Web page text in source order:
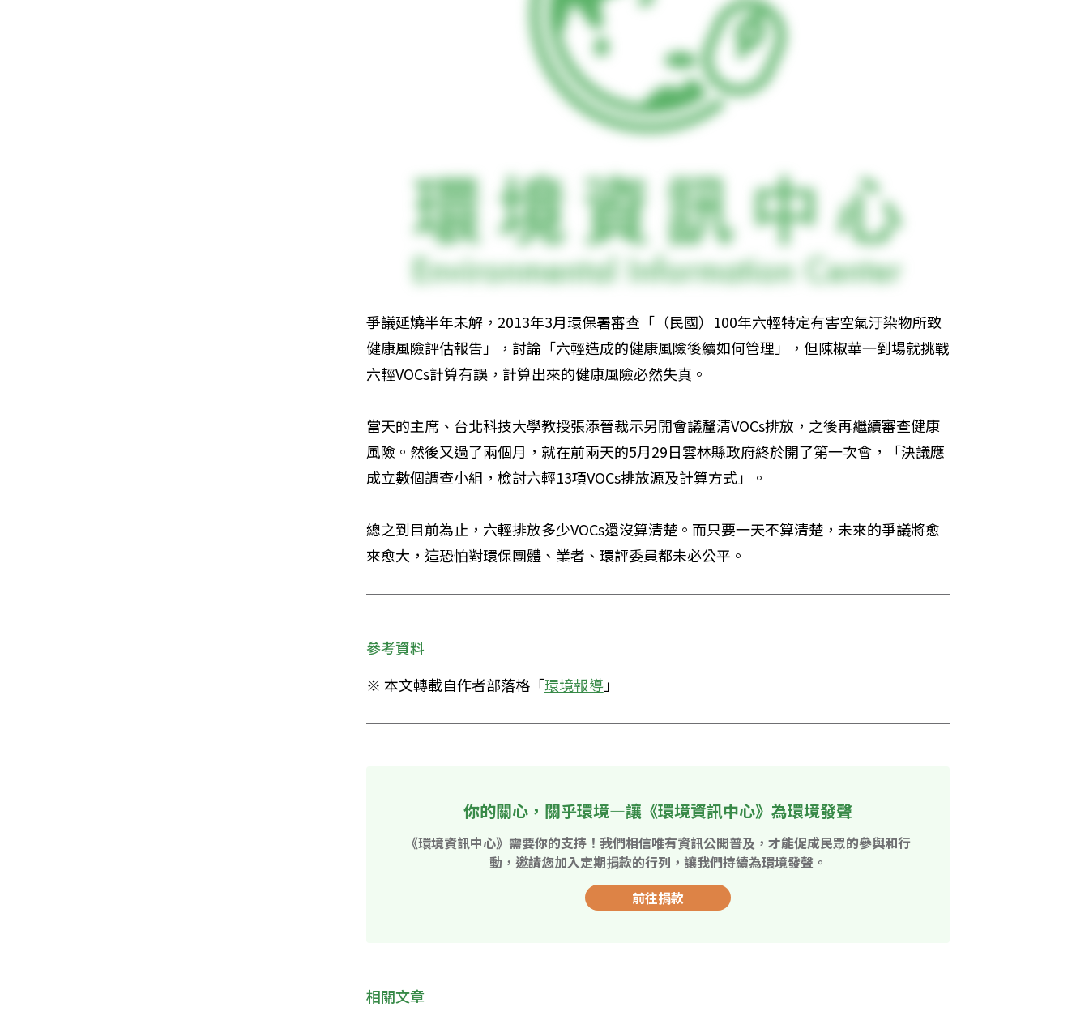
爭議延燒半年未解，2013年3月環保署審查「（民國）100年六輕特定有害空氣汙染物所致
健康風險評估報告」，討論「六輕造成的健康風險後續如何管理」，但陳椒華一到場就挑戰
六輕VOCs計算有誤，計算出來的健康風險必然失真。
當天的主席、台北科技大學教授張添晉裁示另開會議釐清VOCs排放，之後再繼續審查健康
風險。然後又過了兩個月，就在前兩天的5月29日雲林縣政府終於開了第一次會，「決議應
成立數個調查小組，檢討六輕13項VOCs排放源及計算方式」。
總之到目前為止，六輕排放多少VOCs還沒算清楚。而只要一天不算清楚，未來的爭議將愈
來愈大，這恐怕對環保團體、業者、環評委員都未必公平。
參考資料
※ 本文轉載自作者部落格「環境報導」
你的關心，關乎環境—讓《環境資訊中心》為環境發聲
《環境資訊中心》需要你的支持！我們相信唯有資訊公開普及，才能促成民眾的參與和行
動，邀請您加入定期捐款的行列，讓我們持續為環境發聲。
前往捐款
相關文章